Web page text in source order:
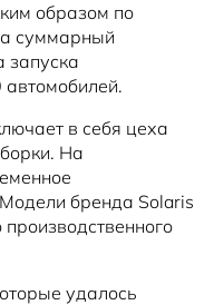
образом по
суммарный
запуска
автомобилей.
в себя цеха
На
бренда Solaris
удалось